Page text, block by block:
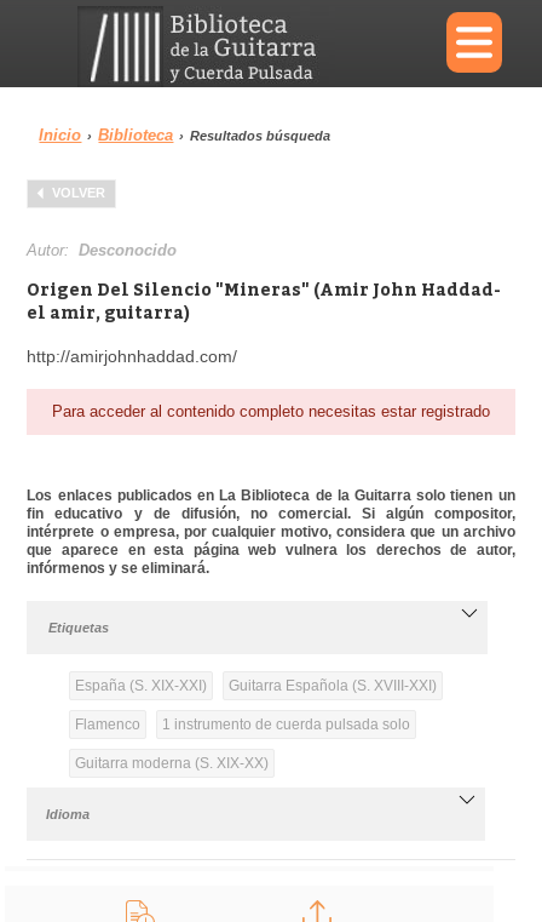
×
Menu
Biblioteca
Área personal
Inicio › Biblioteca › Resultados búsqueda
VOLVER
Autor:Desconocido
Origen Del Silencio "Mineras" (Amir John Haddad-
el amir, guitarra)
http://amirjohnhaddad.com/
Para acceder al contenido completo necesitas estar registrado
Los enlaces publicados en La Biblioteca de la Guitarra solo tienen un
fin educativo y de difusión, no comercial. Si algún compositor,
intérprete o empresa, por cualquier motivo, considera que un archivo
que aparece en esta página web vulnera los derechos de autor,
infórmenos y se eliminará.
Etiquetas
España (S. XIX-XXI) Guitarra Española (S. XVIII-XXI)
Flamenco 1 instrumento de cuerda pulsada solo
Guitarra moderna (S. XIX-XX)
Idioma